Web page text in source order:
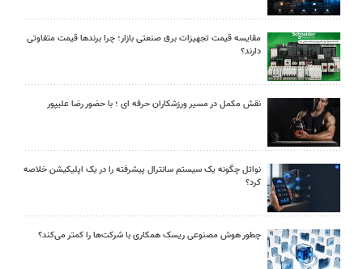
مقایسه قیمت تجهیزات برق صنعتی بازار؛ چرا برندها قیمت متفاوتی
دارند؟
نقش مکمل در مسیر ورزشکاران حرفه ای ؛ با حضور رضا علیپور
نواتل چگونه یک سیستم سانترال پیشرفته را در یک اپلیکیشن خلاصه
کرد؟
چطور هوش مصنوعی ریسک همکاری با شرکت‌ها را کمتر می‌کند؟